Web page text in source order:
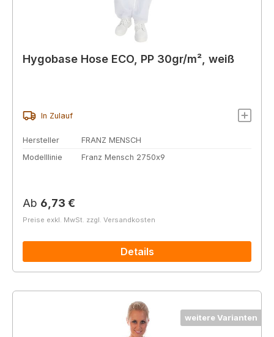
Hygobase Hose ECO, PP 30gr/m², weiß
In Zulauf
Hersteller
FRANZ MENSCH
Modelllinie
Franz Mensch 2750x9
Regulärer Preis:
Ab 6,73 €
Preise exkl. MwSt. zzgl. Versandkosten
Details
weitere Varianten